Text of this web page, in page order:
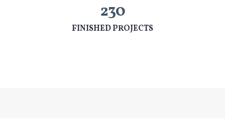
230
FINISHED PROJECTS